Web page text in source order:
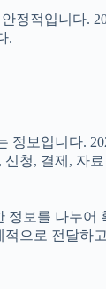
적입니다.
.
보입니다.
청, 결제, 자
보를 나누
으로 전달하